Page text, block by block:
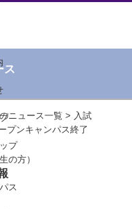
プ
の方）
ス
ス
ニュース一覧 > 入試
プンキャンパス終了